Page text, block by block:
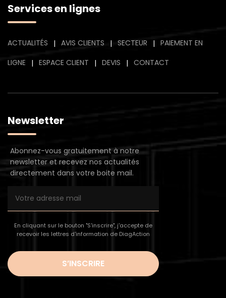
Services en lignes
ACTUALITÉS | AVIS CLIENTS | SECTEUR | PAIEMENT EN
LIGNE
| ESPACE CLIENT | DEVIS | CONTACT
Newsletter
Abonnez-vous gratuitement à notre
newsletter et recevez nos actualités
directement dans votre boite mail.
En cliquant sur le bouton "S'inscrire", j'accepte de
recevoir les lettres d'information de DiagAction
S’INSCRIRE